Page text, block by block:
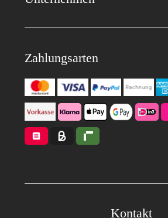
Zahlungsarten
Kontakt